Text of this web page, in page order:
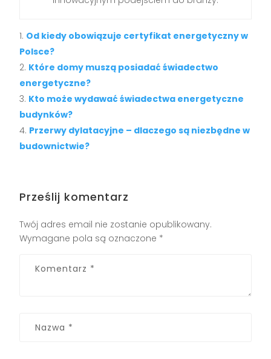
Od kiedy obowiązuje certyfikat energetyczny w
Polsce?
Które domy muszą posiadać świadectwo
energetyczne?
Kto może wydawać świadectwa energetyczne
budynków?
Przerwy dylatacyjne – dlaczego są niezbędne w
budownictwie?
Prześlij komentarz
Twój adres email nie zostanie opublikowany.
Wymagane pola są oznaczone *